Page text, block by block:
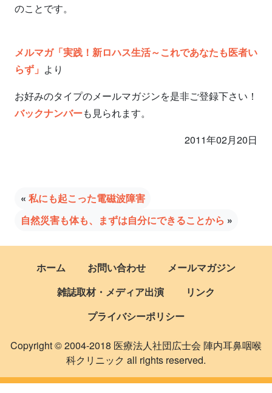
のことです。
メルマガ「実践！新ロハス生活～これであなたも医者い
らず」 より
お好みのタイプのメールマガジンを是非ご登録下さい！
バックナンバーも見られます。
2011年02月20日
« 私にも起こった電磁波障害
自然災害も体も、まずは自分にできることから »
ホーム お問い合わせ
メールマガジン
雑誌取材・メディア出演
リンク
プライバシーポリシー
Copyright © 2004-2018 医療法人社団広士会 陣内耳鼻咽喉
科クリニック all rights reserved.